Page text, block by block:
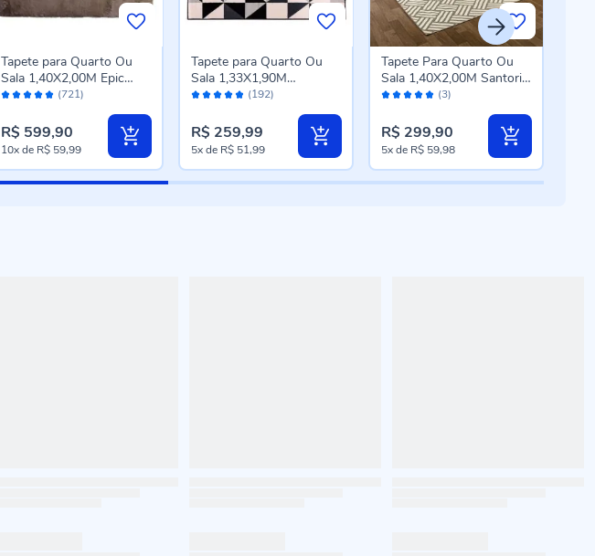
Avaliação: (721)
Tapete para Quarto Ou
Sala 1,40X2,00M Epic
Havan Casa - Taupe
R$ 599,90
10xde R$ 59,99
Avaliação: (192)
Tapete para Quarto Ou
Sala 1,33X1,90M
Renaissance Havan Casa
R$ 259,99
5xde R$ 51,99
Avaliação: (3)
Tapete Para Quarto Ou
Sala 1,40X2,00M Santorini
Havan Casa - Natural
R$ 299,90
5xde R$ 59,98